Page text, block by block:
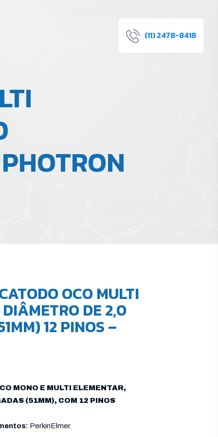
(11) 2478-8418
OCO MULTI
DE 2,0
12 PINOS –
MONO E MULTI ELEMENTAR,
(51MM), COM 12 PINOS
PerkinElmer.